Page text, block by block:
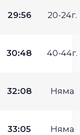
29:56 20-24г.
30:48 40-44г.
32:08 Няма
33:05 Няма